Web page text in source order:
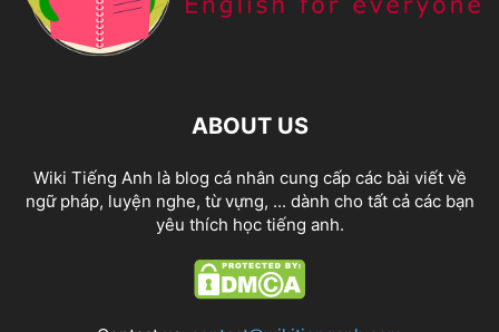
ABOUT US
Wiki Tiếng Anh là blog cá nhân cung cấp các bài viết về
ngữ pháp, luyện nghe, từ vựng, ... dành cho tất cả các bạn
yêu thích học tiếng anh.